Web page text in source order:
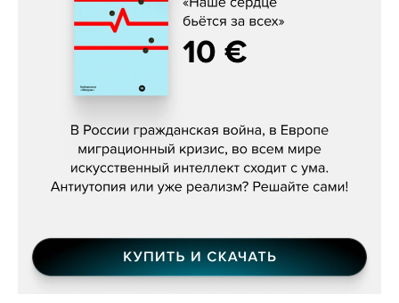
Константин Зарубин, «Наше сердце